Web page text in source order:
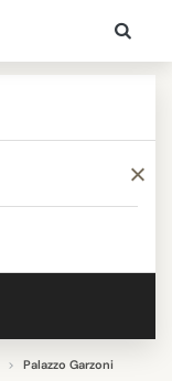
Palazzo Garzoni